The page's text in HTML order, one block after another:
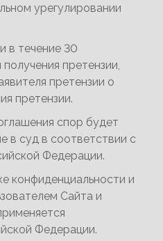
урегулировании
в течение 30
претензии,
претензии о
претензии.
спор будет
в суд в соответствии с
Федерации.
конфиденциальности и
Сайта и
Федерации.